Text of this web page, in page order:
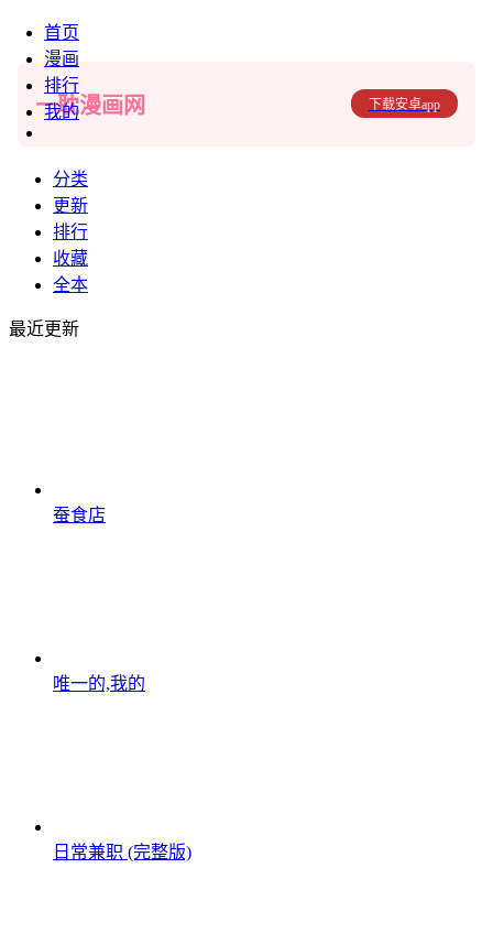
首页
漫画
排行
我的
一耽漫画网 下载安卓app
分类
更新
排行
收藏
全本
最近更新
蚕食店
唯一的,我的
日常兼职 (完整版)